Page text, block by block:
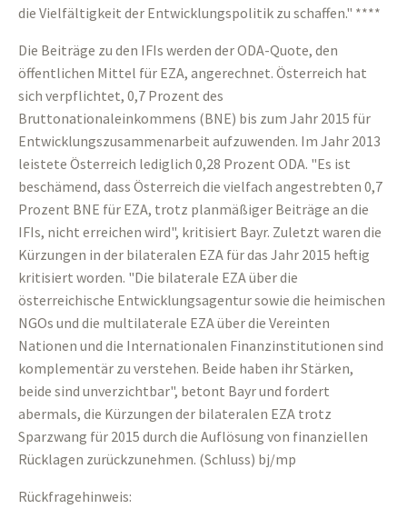
die Vielfältigkeit der Entwicklungspolitik zu schaffen." ****
Die Beiträge zu den IFIs werden der ODA-Quote, den
öffentlichen Mittel für EZA, angerechnet. Österreich hat
sich verpflichtet, 0,7 Prozent des
Bruttonationaleinkommens (BNE) bis zum Jahr 2015 für
Entwicklungszusammenarbeit aufzuwenden. Im Jahr 2013
leistete Österreich lediglich 0,28 Prozent ODA. "Es ist
beschämend, dass Österreich die vielfach angestrebten 0,7
Prozent BNE für EZA, trotz planmäßiger Beiträge an die
IFIs, nicht erreichen wird", kritisiert Bayr. Zuletzt waren die
Kürzungen in der bilateralen EZA für das Jahr 2015 heftig
kritisiert worden. "Die bilaterale EZA über die
österreichische Entwicklungsagentur sowie die heimischen
NGOs und die multilaterale EZA über die Vereinten
Nationen und die Internationalen Finanzinstitutionen sind
komplementär zu verstehen. Beide haben ihr Stärken,
beide sind unverzichtbar", betont Bayr und fordert
abermals, die Kürzungen der bilateralen EZA trotz
Sparzwang für 2015 durch die Auflösung von finanziellen
Rücklagen zurückzunehmen. (Schluss) bj/mp
Rückfragehinweis: